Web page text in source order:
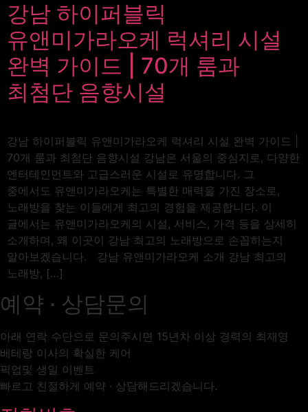
강남 하이퍼블릭
유앤미가라오케 럭셔리 시설
완벽 가이드 | 70개 룸과
최첨단 음향시설
강남 하이퍼블릭 유앤미가라오케 럭셔리 시설 완벽 가이드 |
70개 룸과 최첨단 음향시설 강남은 서울의 중심지로, 다양한
엔터테인먼트와 고급스러운 시설로 유명합니다. 그
중에서도 유앤미가라오케는 특별한 매력을 가진 장소로,
노래방을 찾는 이들에게 최고의 경험을 제공합니다. 이
글에서는 유앤미가라오케의 시설, 서비스, 가격 등을 상세히
소개하며, 왜 이곳이 강남 최고의 노래방으로 손꼽히는지
알아보겠습니다. 강남 유앤미가라오케 소개 강남 최고의
노래방, […]
예약 · 상담문의
아래 연락 수단으로 문의주시면 15년차 이상 경력의 최재영
베테랑 이사의 확실한 케어
픽업및 생일 이벤트
빠르고 친절하게 예약 · 상담해드리겠습니다.